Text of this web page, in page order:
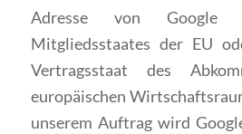
Adresse von Google
Mitgliedsstaates der EU
Vertragsstaat des
europäischen
unserem Auftrag wird